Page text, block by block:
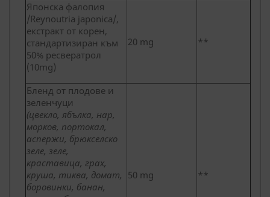
Японска фалопия
/Reynoutria japonica/,
екстракт от корен,
стандартизиран към
50% ресвератрол
(10mg)
20 mg **
Бленд от плодове и
зеленчуци
(цвекло, ябълка, нар,
морков, портокал,
аспержи, брюкселско
зеле, зеле,
краставица, грах,
круша, тиква, домат,
боровинки, банан,
50 mg **